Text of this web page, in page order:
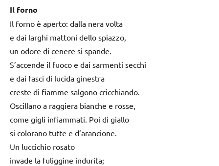
Il forno
Il forno è aperto: dalla nera volta
e dai larghi mattoni dello spiazzo,
un odore di cenere si spande.
S’accende il fuoco e dai sarmenti secchi
e dai fasci di lucida ginestra
creste di fiamme salgono cricchiando.
Oscillano a raggiera bianche e rosse,
come gigli infiammati. Poi di giallo
si colorano tutte e d’arancione.
Un luccichio rosato
invade la fuliggine indurita;